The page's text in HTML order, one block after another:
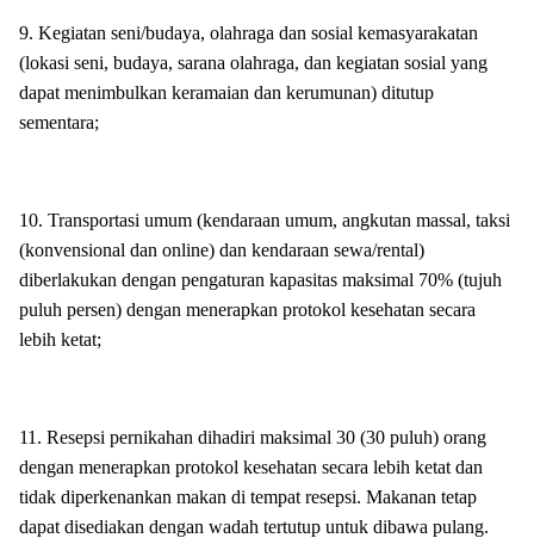
9. Kegiatan seni/budaya, olahraga dan sosial kemasyarakatan
(lokasi seni, budaya, sarana olahraga, dan kegiatan sosial yang
dapat menimbulkan keramaian dan kerumunan) ditutup
sementara;
10. Transportasi umum (kendaraan umum, angkutan massal, taksi
(konvensional dan online) dan kendaraan sewa/rental)
diberlakukan dengan pengaturan kapasitas maksimal 70% (tujuh
puluh persen) dengan menerapkan protokol kesehatan secara
lebih ketat;
11. Resepsi pernikahan dihadiri maksimal 30 (30 puluh) orang
dengan menerapkan protokol kesehatan secara lebih ketat dan
tidak diperkenankan makan di tempat resepsi. Makanan tetap
dapat disediakan dengan wadah tertutup untuk dibawa pulang.